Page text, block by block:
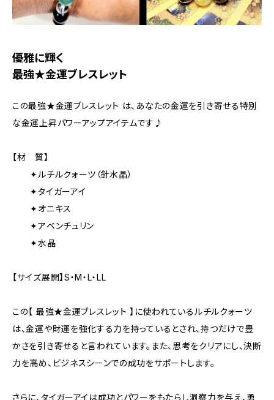
優雅に輝く
最強★金運ブレスレット
この最強★金運ブレスレット は、あなたの金運を引き寄せる特別
な金運上昇パワーアップアイテムです♪
【材 質】
✦ルチルクォーツ（針水晶）
✦タイガーアイ
✦オニキス
✦アベンチュリン
✦水晶
【サイズ展開】S・М・L・LL
この【 最強★金運ブレスレット 】に使われているルチルクォーツ
は、金運や財運を強化する力を持っているとされ、持つだけで豊
かさを引き寄せると言われています。また、思考をクリアにし、決断
力を高め、ビジネスシーンでの成功をサポートします。
さらに、タイガーアイは成功とパワーをもたらし洞察力を与え、勇